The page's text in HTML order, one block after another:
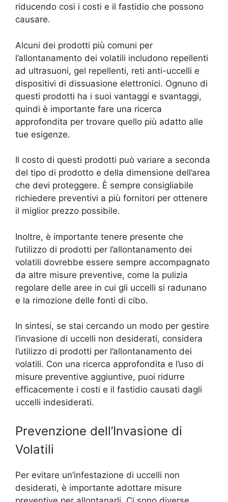
riducendo così i costi e il fastidio che possono
causare.
Alcuni dei prodotti più comuni per
l’allontanamento dei volatili includono repellenti
ad ultrasuoni, gel repellenti, reti anti-uccelli e
dispositivi di dissuasione elettronici. Ognuno di
questi prodotti ha i suoi vantaggi e svantaggi,
quindi è importante fare una ricerca
approfondita per trovare quello più adatto alle
tue esigenze.
Il costo di questi prodotti può variare a seconda
del tipo di prodotto e della dimensione dell’area
che devi proteggere. È sempre consigliabile
richiedere preventivi a più fornitori per ottenere
il miglior prezzo possibile.
Inoltre, è importante tenere presente che
l’utilizzo di prodotti per l’allontanamento dei
volatili dovrebbe essere sempre accompagnato
da altre misure preventive, come la pulizia
regolare delle aree in cui gli uccelli si radunano
e la rimozione delle fonti di cibo.
In sintesi, se stai cercando un modo per gestire
l’invasione di uccelli non desiderati, considera
l’utilizzo di prodotti per l’allontanamento dei
volatili. Con una ricerca approfondita e l’uso di
misure preventive aggiuntive, puoi ridurre
efficacemente i costi e il fastidio causati dagli
uccelli indesiderati.
Prevenzione dell’Invasione di
Volatili
Per evitare un’infestazione di uccelli non
desiderati, è importante adottare misure